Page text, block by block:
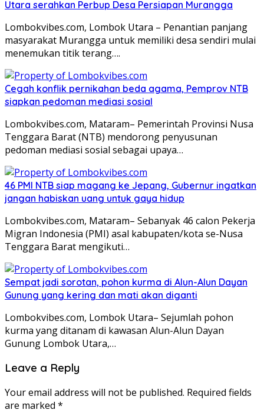
Utara serahkan Perbup Desa Persiapan Murangga
Lombokvibes.com, Lombok Utara – Penantian panjang
masyarakat Murangga untuk memiliki desa sendiri mulai
menemukan titik terang….
Cegah konflik pernikahan beda agama, Pemprov NTB
siapkan pedoman mediasi sosial
Lombokvibes.com, Mataram– Pemerintah Provinsi Nusa
Tenggara Barat (NTB) mendorong penyusunan
pedoman mediasi sosial sebagai upaya…
46 PMI NTB siap magang ke Jepang, Gubernur ingatkan
jangan habiskan uang untuk gaya hidup
Lombokvibes.com, Mataram– Sebanyak 46 calon Pekerja
Migran Indonesia (PMI) asal kabupaten/kota se-Nusa
Tenggara Barat mengikuti…
Sempat jadi sorotan, pohon kurma di Alun-Alun Dayan
Gunung yang kering dan mati akan diganti
Lombokvibes.com, Lombok Utara– Sejumlah pohon
kurma yang ditanam di kawasan Alun-Alun Dayan
Gunung Lombok Utara,…
Leave a Reply
Your email address will not be published. Required fields
are marked *